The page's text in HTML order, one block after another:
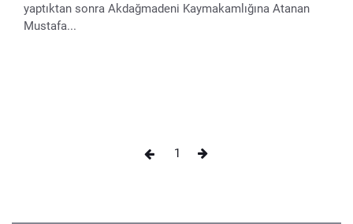
yaptıktan sonra Akdağmadeni Kaymakamlığına Atanan
Mustafa...
1